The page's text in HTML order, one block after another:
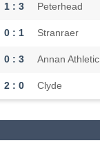
1 : 3 Peterhead
0 : 1 Stranraer
0 : 3 Annan Athletic
2 : 0 Clyde